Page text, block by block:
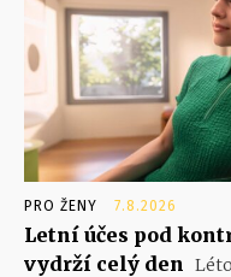
PRO ŽENY 7.8.2026
Letní účes pod
vydrží celý den